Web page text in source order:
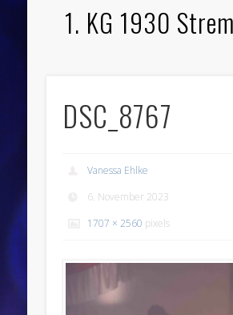
1. KG 1930
DSC_8767
Vanessa Ehlke
6. November 2023
1707 × 2560 pixels